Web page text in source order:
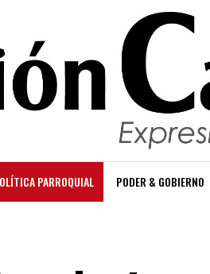
PARROQUIAL PODER & GOBIERNO